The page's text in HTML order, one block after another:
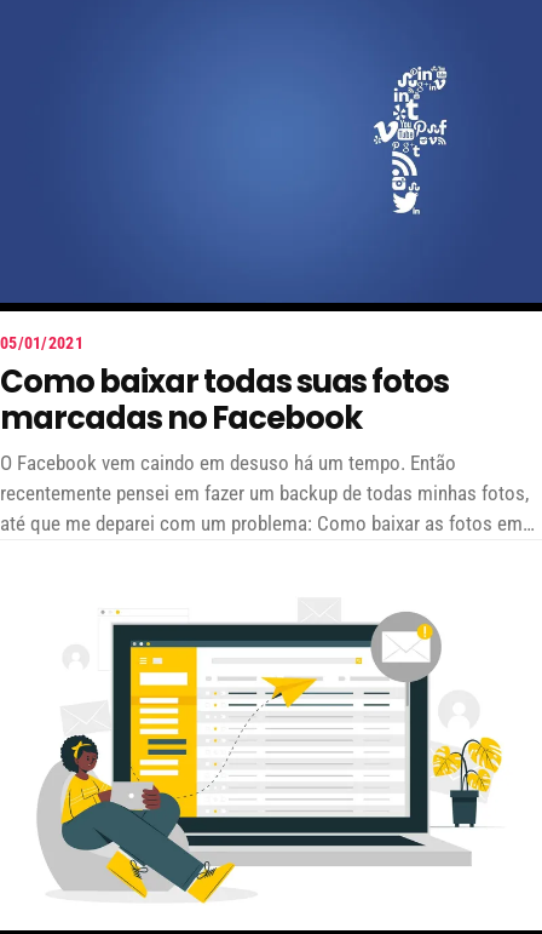
05/01/2021
Como baixar todas suas fotos
marcadas no Facebook
O Facebook vem caindo em desuso há um tempo. Então
recentemente pensei em fazer um backup de todas minhas fotos,
até que me deparei com um problema: Como baixar as fotos em